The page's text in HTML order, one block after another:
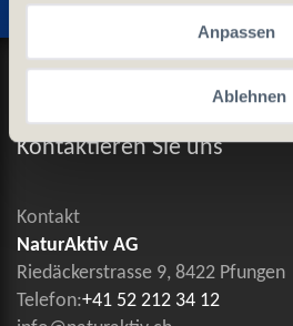
Anpassen
Ablehnen
Datenschutz und Cookie-
Allgemeine
Kontaktieren Sie uns
Kontakt
NaturAktiv AG
Riedäckerstrasse 9, 8422 Pfungen
Telefon:+41 52 212 34 12